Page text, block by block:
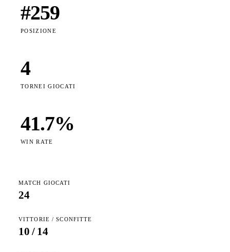
#259
POSIZIONE
4
TORNEI GIOCATI
41.7%
WIN RATE
MATCH GIOCATI
24
VITTORIE / SCONFITTE
10 / 14